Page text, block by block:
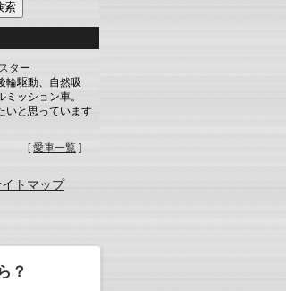
ター
輪駆動、自然吸
ッション車。
いと思っています
[愛車一覧 ]
トマップ
？